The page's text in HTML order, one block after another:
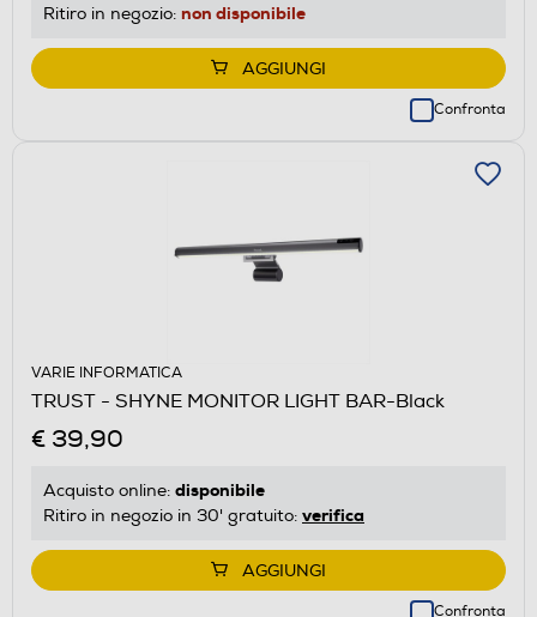
Ritiro in negozio: non disponibile
AGGIUNGI
Confronta
VARIE INFORMATICA
TRUST - SHYNE MONITOR LIGHT BAR-Black
€ 39,90
Acquisto online: disponibile
Ritiro in negozio in 30' gratuito: verifica
AGGIUNGI
Confronta